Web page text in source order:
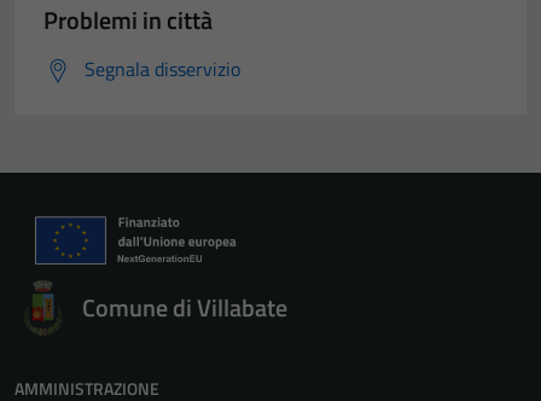
Problemi in città
Segnala disservizio
Comune di Villabate
AMMINISTRAZIONE